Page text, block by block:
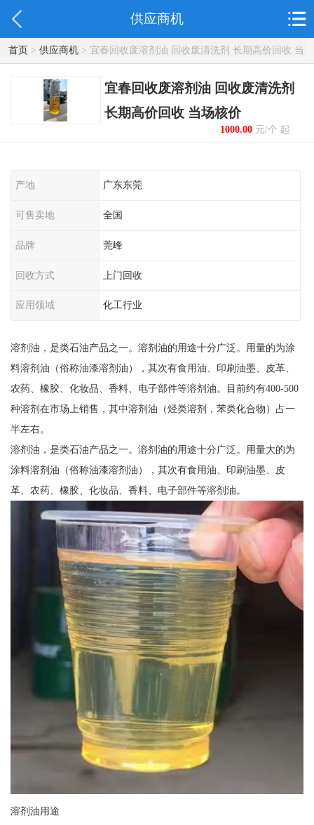
供应商机
首页> 供应商机> 宜春回收废溶剂油 回收废清洗剂 长期高价回收 当
场核价
宜春回收废溶剂油 回收废清洗剂
长期高价回收 当场核价
1000.00元/个 起
产地 广东东莞
可售卖地 全国
品牌 莞峰
回收方式 上门回收
应用领域 化工行业
溶剂油，是类石油产品之一。溶剂油的用途十分广泛。用量的为涂
料溶剂油（俗称油漆溶剂油），其次有食用油、印刷油墨、皮革、
农药、橡胶、化妆品、香料、电子部件等溶剂油。目前约有400-500
种溶剂在市场上销售，其中溶剂油（烃类溶剂，苯类化合物）占一
半左右。
溶剂油，是类石油产品之一。溶剂油的用途十分广泛。用量大的为
涂料溶剂油（俗称油漆溶剂油），其次有食用油、印刷油墨、皮
革、农药、橡胶、化妆品、香料、电子部件等溶剂油。
溶剂油用途